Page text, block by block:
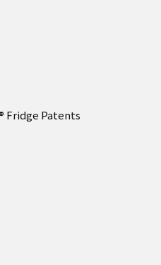
Fridge Patents